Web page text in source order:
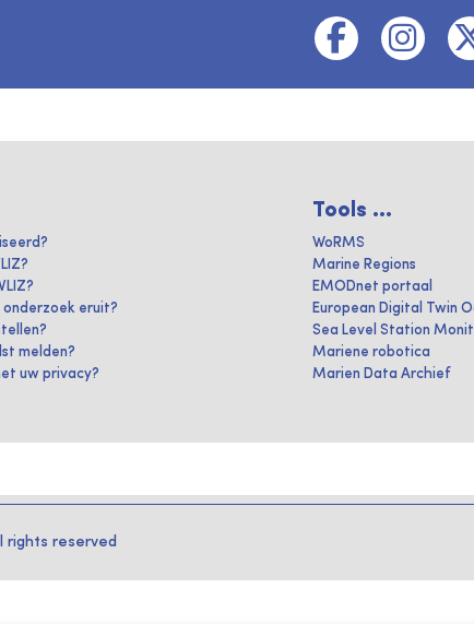
eruit?
melden?
uw privacy?
Tools ...
WoRMS
Marine Regions
EMODnet portaal
European Digital Twin
Sea Level Station
Mariene robotica
Marien Data Archief
rights reserved